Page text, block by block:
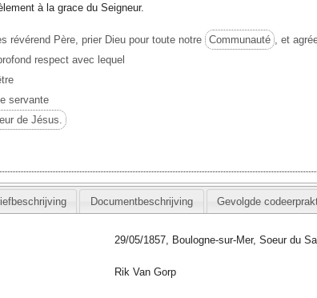
à la grace du Seigneur.
révérend Père, prier Dieu pour toute notre Communauté , et
respect avec lequel
servante
de Jésus.
Documentbeschrijving Gevolgde
29/05/1857, Boulogne-sur-Mer, Soeur du
Rik Van Gorp